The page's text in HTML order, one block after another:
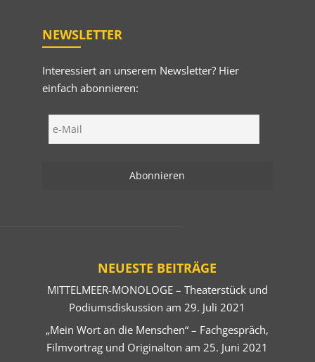
NEWSLETTER
Interessiert an unserem Newsletter? Hier
einfach abonnieren:
NEUESTE BEITRÄGE
MITTELMEER-MONOLOGE – Theaterstück und
Podiumsdiskussion am 29. Juli 2021
„Mein Wort an die Menschen“ – Fachgespräch,
Filmvortrag und Originalton am 25. Juni 2021